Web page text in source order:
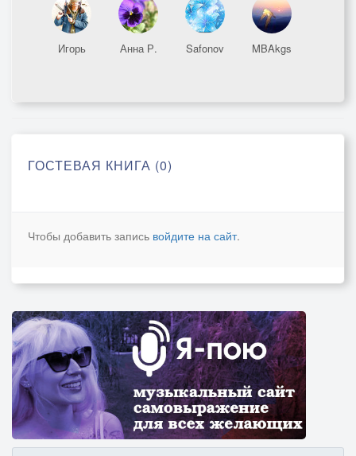
Игорь Анна Р. Safonov MBAkgs
ГОСТЕВАЯ КНИГА (0)
Чтобы добавить запись войдите на сайт.